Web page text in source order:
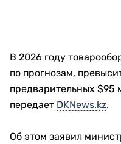
В 2026 году
по прогнозам,
предварительных $95
передает DKNews.kz.
Об этом заявил